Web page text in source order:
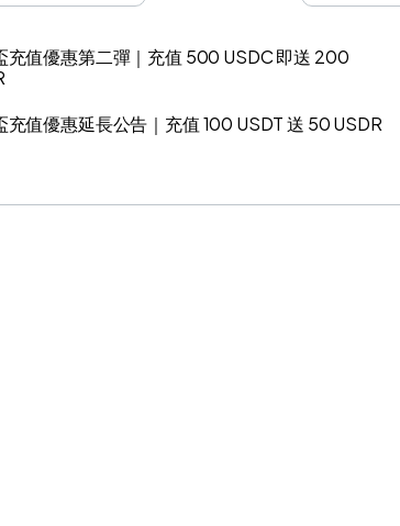
充值優惠第二彈｜充值 500 USDC 即送 200
充值優惠延長公告｜充值 100 USDT 送 50 USDR